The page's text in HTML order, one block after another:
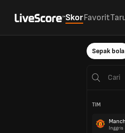
SkorFavorit
Sepak bola
TIM
Inggris